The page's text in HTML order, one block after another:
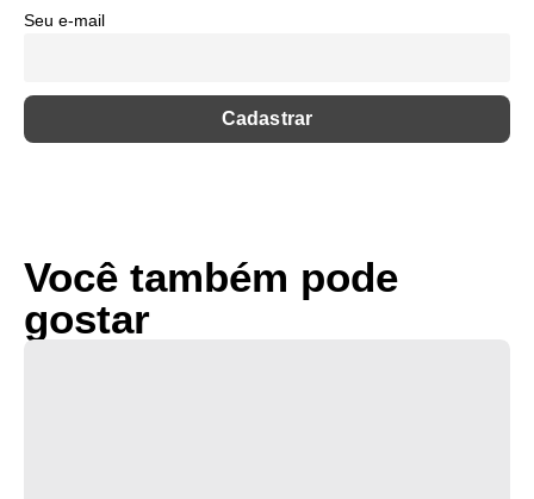
Seu e-mail
Você também pode
gostar